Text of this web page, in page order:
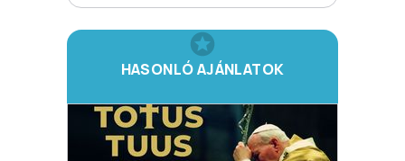
HASONLÓ AJÁNLATOK